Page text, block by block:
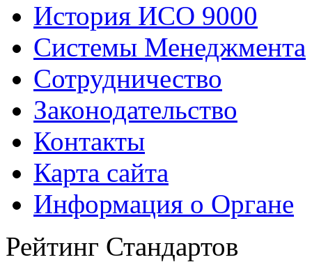
История ИСО 9000
Системы Менеджмента
Сотрудничество
Законодательство
Контакты
Карта сайта
Информация о Органе
Рейтинг Стандартов